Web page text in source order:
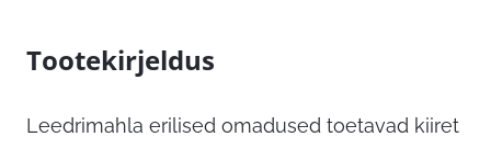
Tootekirjeldus
Leedrimahla erilised omadused toetavad kiiret